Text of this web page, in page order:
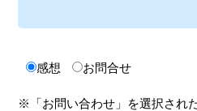
感想 お問合せ
※「お問い合わせ」を選択され